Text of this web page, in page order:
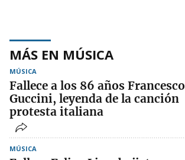
MÁS EN MÚSICA
MÚSICA
Fallece a los 86 años Francesco
Guccini, leyenda de la canción
protesta italiana
MÚSICA